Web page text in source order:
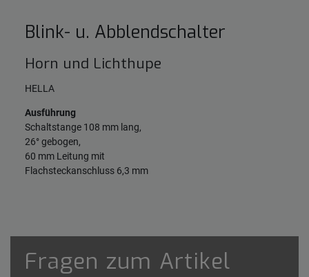
Blink- u. Abblendschalter
Horn und Lichthupe
HELLA
Ausführung
Schaltstange 108 mm lang,
26° gebogen,
60 mm Leitung mit
Flachsteckanschluss 6,3 mm
Fragen zum Artikel